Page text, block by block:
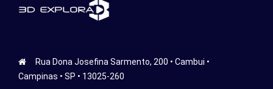
Rua Dona Josefina Sarmento, 200 • Cambui •
Campinas • SP • 13025-260